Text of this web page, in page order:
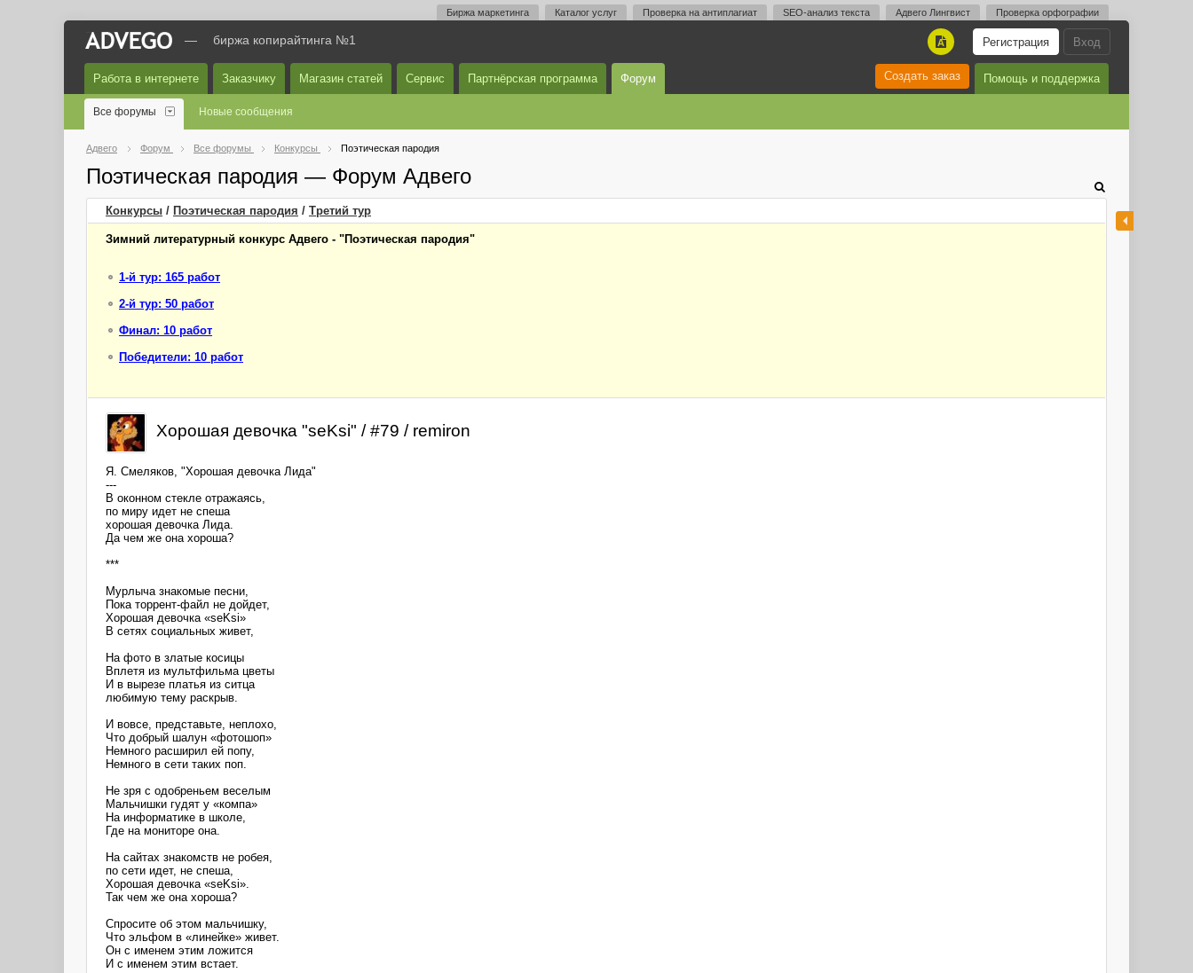
Биржа маркетинга Каталог услуг Проверка на антиплагиат SEO-анализ текста Адвего Лингвист Проверка орфографии
Вход
Регистрация
A
— биржа копирайтинга №1
Работа в интернете Заказчику Магазин статей Сервис Партнёрская программа Форум Помощь и поддержка
Создать заказ
Все форумы Новые сообщения
Адвего Форум Все форумы Конкурсы Поэтическая пародия
Поэтическая пародия — Форум Адвего
Конкурсы / Поэтическая пародия / Третий тур
Зимний литературный конкурс Адвего - "Поэтическая пародия"
1-й тур: 165 работ
2-й тур: 50 работ
Финал: 10 работ
Победители: 10 работ
Хорошая девочка "seKsi" / #79 / remiron
Я. Смеляков, "Хорошая девочка Лида"
---
В оконном стекле отражаясь,
по миру идет не спеша
хорошая девочка Лида.
Да чем же она хороша?
***
Мурлыча знакомые песни,
Пока торрент-файл не дойдет,
Хорошая девочка «seKsi»
В сетях социальных живет,
На фото в златые косицы
Вплетя из мультфильма цветы
И в вырезе платья из ситца
любимую тему раскрыв.
И вовсе, представьте, неплохо,
Что добрый шалун «фотошоп»
Немного расширил ей попу,
Немного в сети таких поп.
Не зря с одобреньем веселым
Мальчишки гудят у «компа»
На информатике в школе,
Где на мониторе она.
На сайтах знакомств не робея,
по сети идет, не спеша,
Хорошая девочка «seKsi».
Так чем же она хороша?
Спросите об этом мальчишку,
Что эльфом в «линейке» живет.
Он с именем этим ложится
И с именем этим встает.